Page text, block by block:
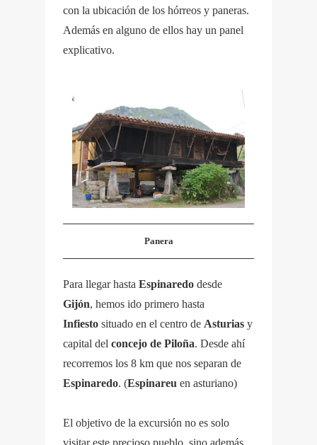
con la ubicación de los hórreos y paneras.
Además en alguno de ellos hay un panel
explicativo.
Panera
Para llegar hasta Espinaredo desde
Gijón, hemos ido primero hasta
Infiesto situado en el centro de Asturias y
capital del concejo de Piloña. Desde ahí
recorremos los 8 km que nos separan de
Espinaredo. (Espinareu en asturiano)
El objetivo de la excursión no es solo
visitar este precioso pueblo, sino además